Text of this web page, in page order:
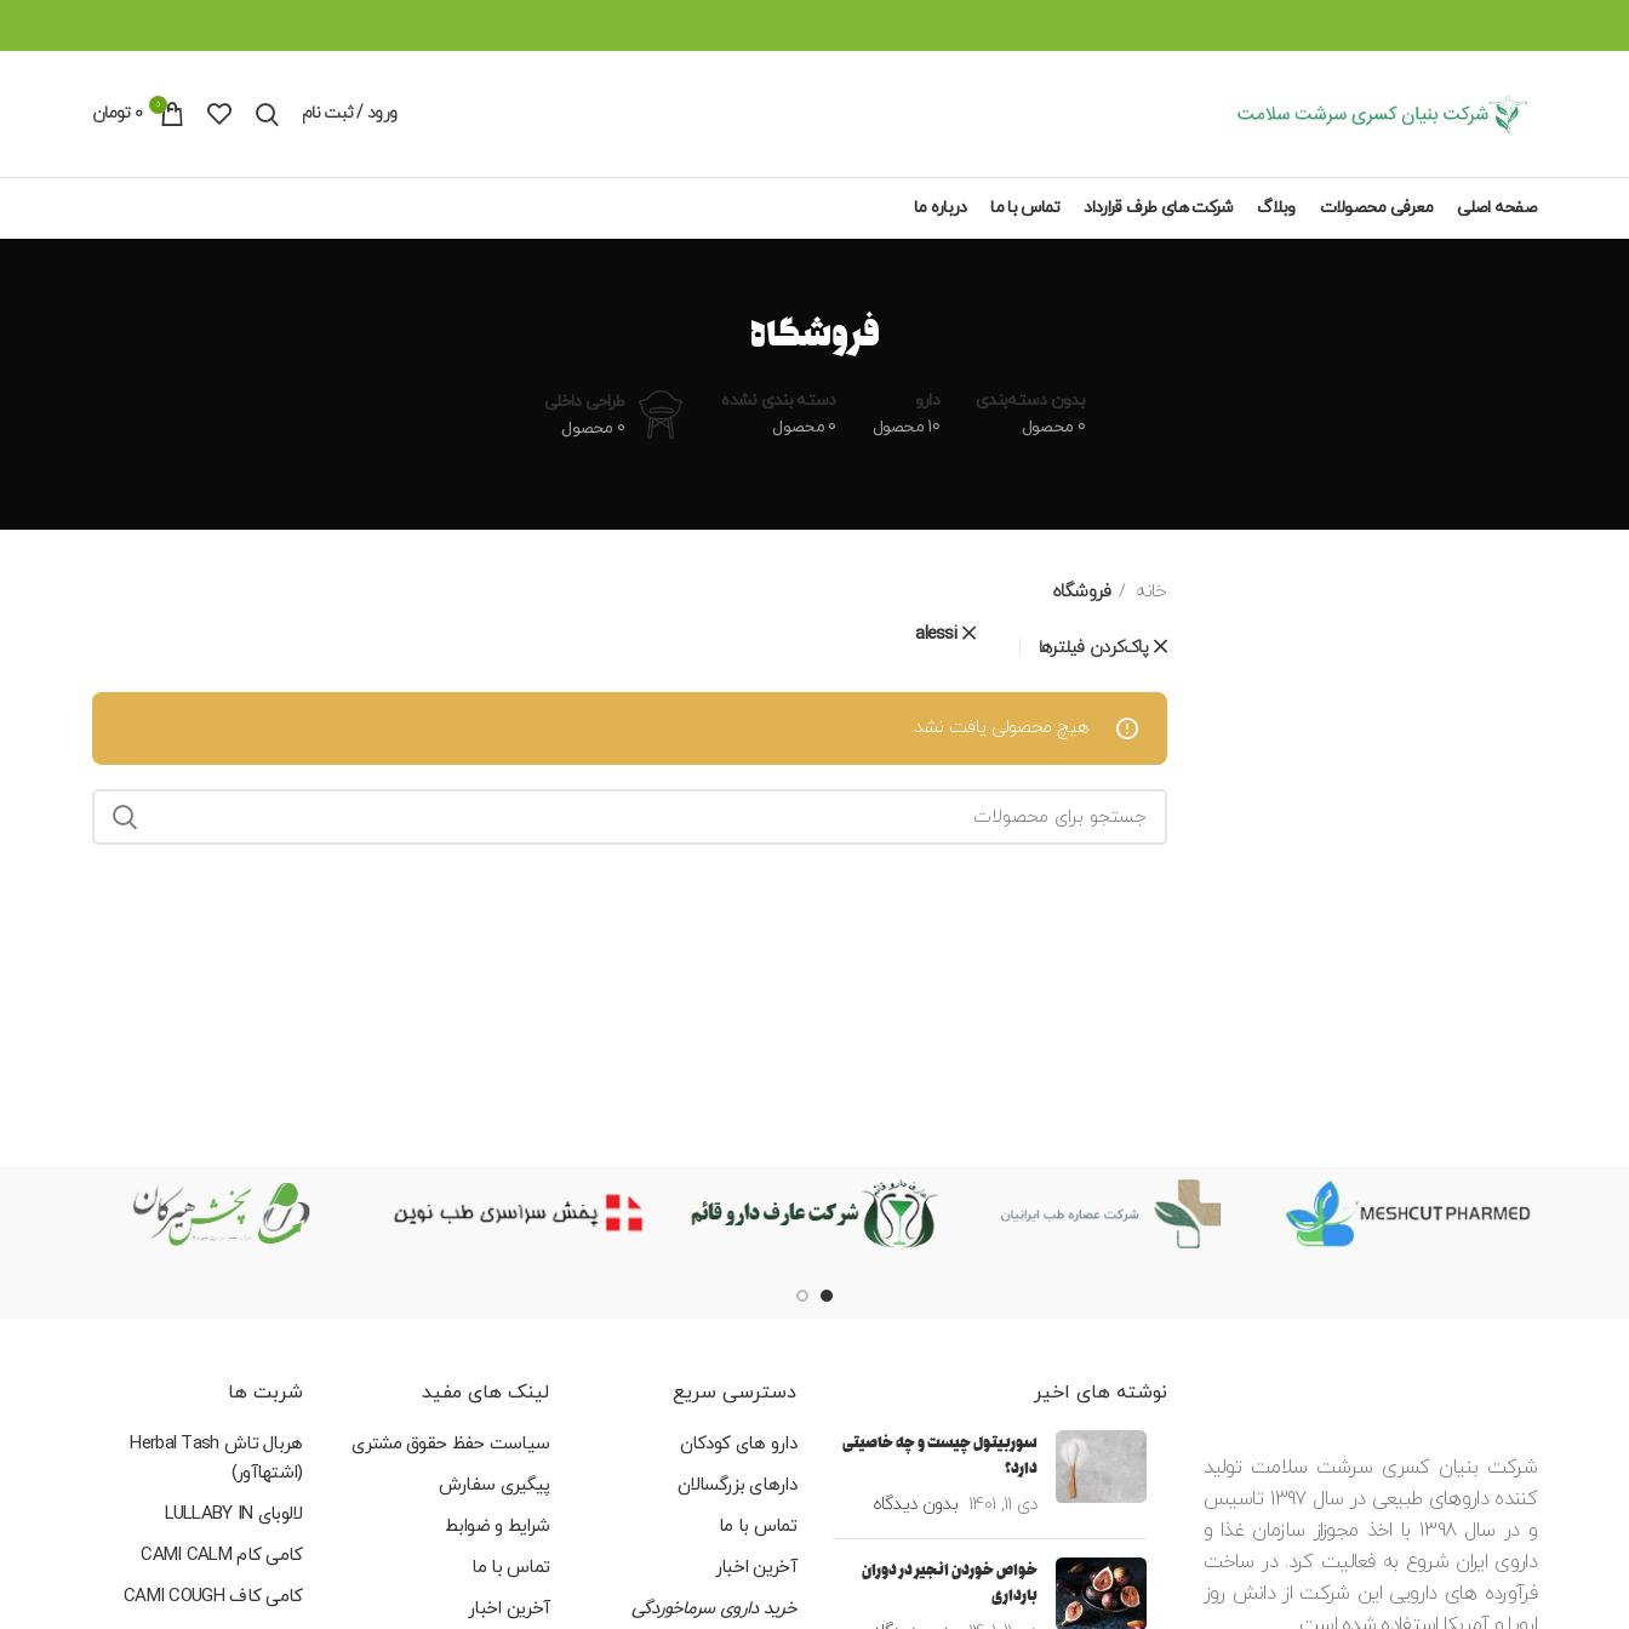
ورود / ثبت نام 0
0 تومان
صفحه اصلی معرفی محصولات وبلاگ شرکت های طرف قرارداد تماس با ما درباره ما
فروشگاه
بدون دسته‌بندی
0 محصول
دارو
10 محصول
دسته بندی نشده
0 محصول
طراحی داخلی
0 محصول
خانه فروشگاه
پاک‌کردن فیلترها
alessi
هیچ محصولی یافت نشد.
شرکت بنیان کسری سرشت سلامت تولید
کننده داروهای طبیعی در سال 1397 تاسیس
و در سال 1398 با اخذ مجوزاز سازمان غذا و
داروی ایران شروع به فعالیت کرد. در ساخت
فرآورده های دارویی این شرکت از دانش روز
نوشته های اخیر
سوربیتول چیست و چه خاصیتی
دارد؟
دی 11, 1401 بدون دیدگاه
خواص خوردن انجیر در دوران
بارداری
دسترسی سریع
دارو های کودکان
دارهای بزرگسالان
تماس با ما
آخرین اخبار
خرید داروی سرماخوردگی
لینک های مفید
سیاست حفظ حقوق مشتری
پیگیری سفارش
شرایط و ضوابط
تماس با ما
آخرین اخبار
شربت ها
هربال تاش Herbal Tash
(اشتهاآور)
لالوبای LULLABY IN
کامی کام CAMI CALM
کامی کاف CAMI COUGH